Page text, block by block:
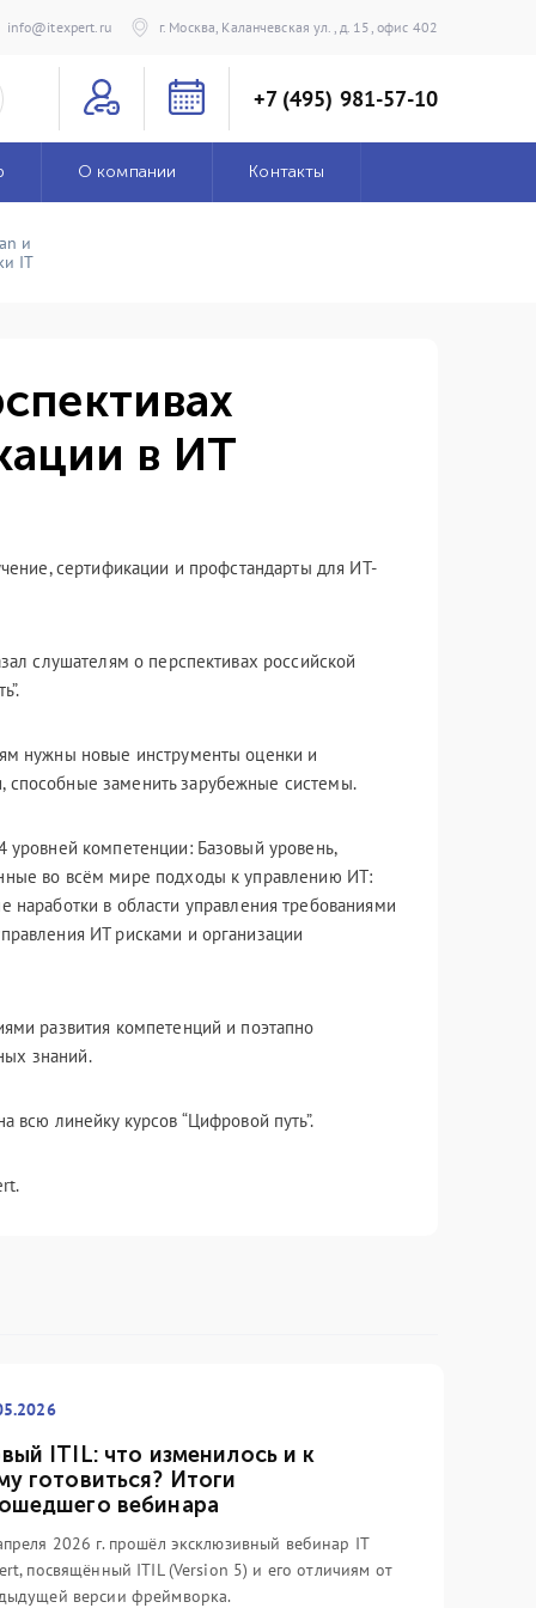
info@itexpert.ru г. Москва, Каланчевская ул., д. 15, офис 402
+7 (495) 981-57-10
О компании Контакты
и
IT
в ИТ
сертификации и профстандарты для ИТ-
слушателям о перспективах российской
нужны новые инструменты оценки и
способные заменить зарубежные системы.
компетенции: Базовый уровень,
во всём мире подходы к управлению ИТ:
в области управления требованиями
ИТ рисками и организации
развития компетенций и поэтапно
знаний.
всю линейку курсов “Цифровой путь”.
ITIL: что изменилось и к
готовиться? Итоги
вебинара
2026 г. прошёл эксклюзивный вебинар IT
посвящённый ITIL (Version 5) и его отличиям от
версии фреймворка.